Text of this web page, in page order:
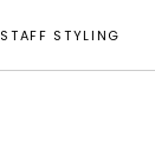
STAFF STYLING